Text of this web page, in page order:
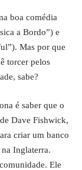
boa comédia
a Bordo”) e
Mas por que
torcer pelos
sabe?
é saber que o
Dave Fishwick,
criar um banco
Inglaterra.
Ele